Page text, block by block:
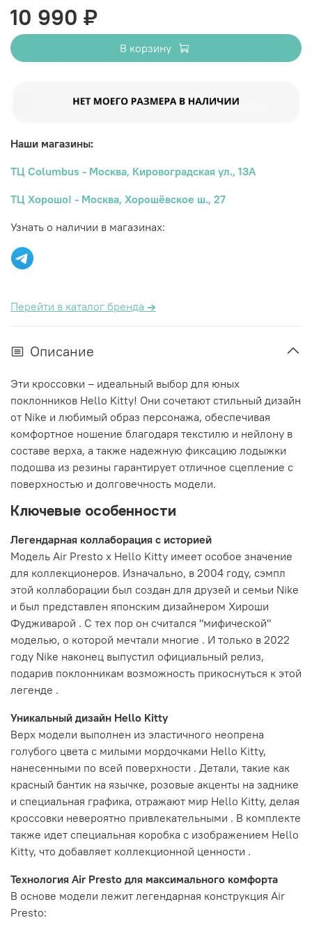
10 990 ₽
В корзину
Наши магазины:
ТЦ Columbus - Москва, Кировоградская ул., 13А
ТЦ Хорошо! - Москва, Хорошёвское ш., 27
Узнать о наличии в магазинах:
Перейти в каталог бренда →
Описание
Эти кроссовки – идеальный выбор для юных
поклонников Hello Kitty! Они сочетают стильный дизайн
от Nike и любимый образ персонажа, обеспечивая
комфортное ношение благодаря текстилю и нейлону в
составе верха, а также надежную фиксацию лодыжки
подошва из резины гарантирует отличное сцепление с
поверхностью и долговечность модели.
Ключевые особенности
Легендарная коллаборация с историей
Модель Air Presto x Hello Kitty имеет особое значение
для коллекционеров. Изначально, в 2004 году, сэмпл
этой коллаборации был создан для друзей и семьи Nike
и был представлен японским дизайнером Хироши
Фудживарой . С тех пор он считался "мифической"
моделью, о которой мечтали многие . И только в 2022
году Nike наконец выпустил официальный релиз,
подарив поклонникам возможность прикоснуться к этой
легенде .
Уникальный дизайн Hello Kitty
Верх модели выполнен из эластичного неопрена
голубого цвета с милыми мордочками Hello Kitty,
нанесенными по всей поверхности . Детали, такие как
красный бантик на язычке, розовые акценты на заднике
и специальная графика, отражают мир Hello Kitty, делая
кроссовки невероятно привлекательными . В комплекте
также идет специальная коробка с изображением Hello
Kitty, что добавляет коллекционной ценности .
Технология Air Presto для максимального комфорта
В основе модели лежит легендарная конструкция Air
Presto: